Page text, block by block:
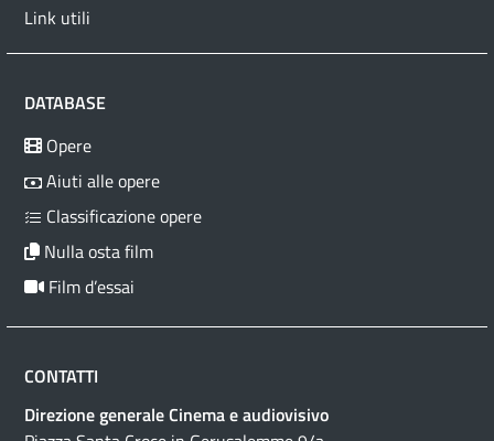
Link utili
DATABASE
Opere
Aiuti alle opere
Classificazione opere
Nulla osta film
Film d’essai
CONTATTI
Direzione generale Cinema e audiovisivo